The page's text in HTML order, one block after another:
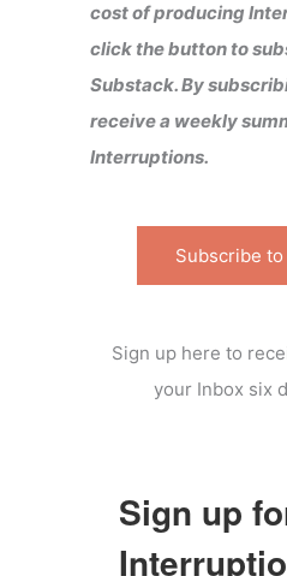
cost of producing
click the button to
Substack. By
receive a weekly
Interruptions.
Subscribe
Sign up here to
your Inbox six
Sign up